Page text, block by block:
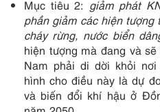
Mục tiêu 2: giảm phát
phần giảm các hiện
cháy rừng, nước biển
hiện tượng mà đang và
Nam phải di dời khỏi
hình cho điều này là dự
và biến đổi khí hậu ở